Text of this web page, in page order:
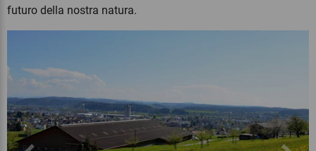
futuro della nostra natura.